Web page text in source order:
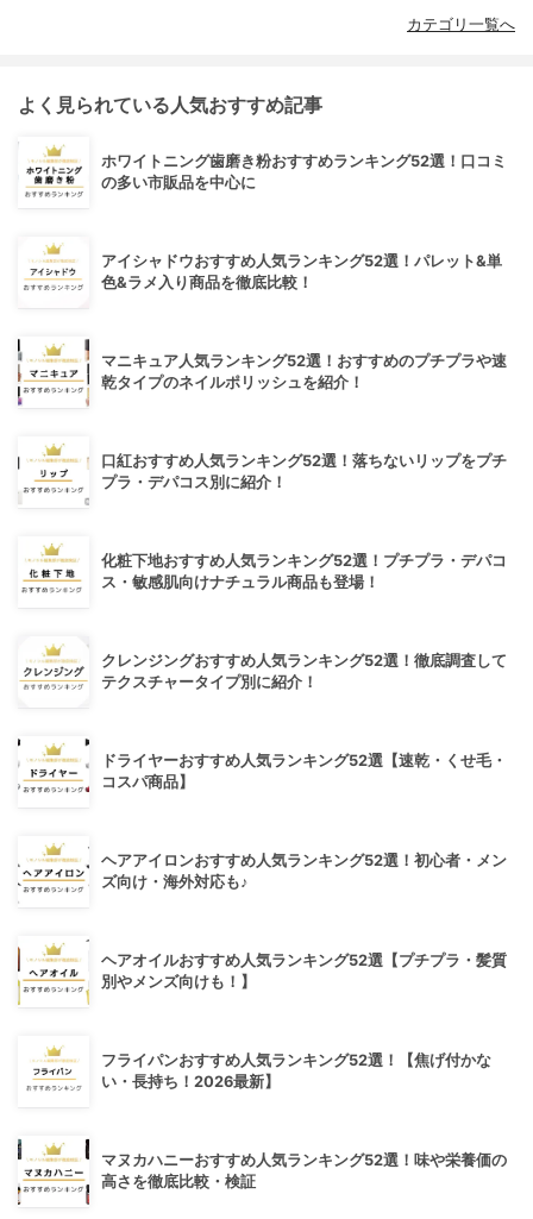
カテゴリ一覧へ
よく見られている人気おすすめ記事
ホワイトニング歯磨き粉おすすめランキング52選！口コミ
の多い市販品を中心に
アイシャドウおすすめ人気ランキング52選！パレット&単
色&ラメ入り商品を徹底比較！
マニキュア人気ランキング52選！おすすめのプチプラや速
乾タイプのネイルポリッシュを紹介！
口紅おすすめ人気ランキング52選！落ちないリップをプチ
プラ・デパコス別に紹介！
化粧下地おすすめ人気ランキング52選！プチプラ・デパコ
ス・敏感肌向けナチュラル商品も登場！
クレンジングおすすめ人気ランキング52選！徹底調査して
テクスチャータイプ別に紹介！
ドライヤーおすすめ人気ランキング52選【速乾・くせ毛・
コスパ商品】
ヘアアイロンおすすめ人気ランキング52選！初心者・メン
ズ向け・海外対応も♪
ヘアオイルおすすめ人気ランキング52選【プチプラ・髪質
別やメンズ向けも！】
フライパンおすすめ人気ランキング52選！【焦げ付かな
い・長持ち！2026最新】
マヌカハニーおすすめ人気ランキング52選！味や栄養価の
高さを徹底比較・検証